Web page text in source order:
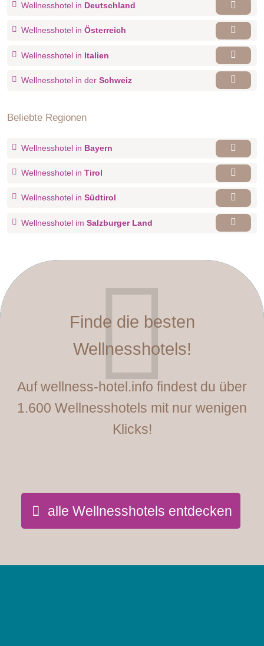
Wellnesshotel in Deutschland
Wellnesshotel in Österreich
Wellnesshotel in Italien
Wellnesshotel in der Schweiz
Beliebte Regionen
Wellnesshotel in Bayern
Wellnesshotel in Tirol
Wellnesshotel in Südtirol
Wellnesshotel im Salzburger Land
Finde die besten
Wellnesshotels!
Auf wellness-hotel.info findest du über
1.600 Wellnesshotels mit nur wenigen
Klicks!
alle Wellnesshotels entdecken